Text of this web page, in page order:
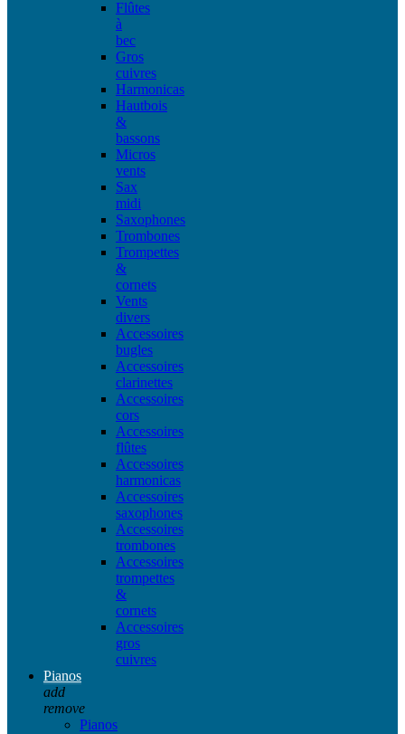
Flûtes
à
bec
Gros
cuivres
Harmonicas
Hautbois
&
bassons
Micros
vents
Sax
midi
Saxophones
Trombones
Trompettes
&
cornets
Vents
divers
Accessoires
bugles
Accessoires
clarinettes
Accessoires
cors
Accessoires
flûtes
Accessoires
harmonicas
Accessoires
saxophones
Accessoires
trombones
Accessoires
trompettes
&
cornets
Accessoires
gros
cuivres
Pianos
add
remove
Pianos